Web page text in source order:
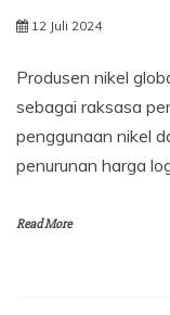
12 Juli 2024
Produsen nikel
sebagai raksasa
penggunaan nikel
penurunan harga
Read More